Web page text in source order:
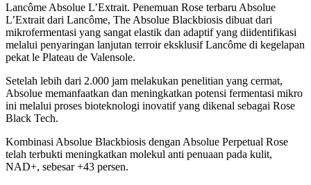
Lancôme Absolue L’Extrait. Penemuan Rose terbaru Absolue
L’Extrait dari Lancôme, The Absolue Blackbiosis dibuat dari
mikrofermentasi yang sangat elastik dan adaptif yang diidentifikasi
melalui penyaringan lanjutan terroir eksklusif Lancôme di kegelapan
pekat le Plateau de Valensole.
Setelah lebih dari 2.000 jam melakukan penelitian yang cermat,
Absolue memanfaatkan dan meningkatkan potensi fermentasi mikro
ini melalui proses bioteknologi inovatif yang dikenal sebagai Rose
Black Tech.
Kombinasi Absolue Blackbiosis dengan Absolue Perpetual Rose
telah terbukti meningkatkan molekul anti penuaan pada kulit,
NAD+, sebesar +43 persen.